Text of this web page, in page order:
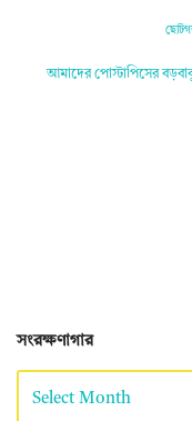
আমাদের পোস্টাপিসের
সংরক্ষণাগার